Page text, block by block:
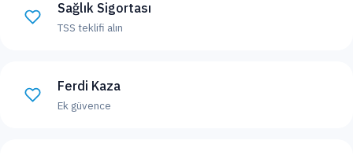
Sağlık Sigortası
TSS teklifi alın
Ferdi Kaza
Ek güvence